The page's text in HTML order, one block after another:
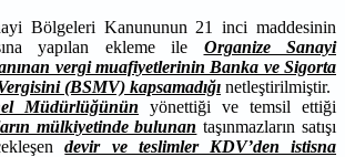
Bölgeleri Kanununun 21 inci maddesinin
yapılan ekleme ile Organize Sanayi
vergi muafiyetlerinin Banka ve Sigorta
(BSMV) kapsamadığı netleştirilmiştir.
Müdürlüğünün yönettiği ve temsil ettiği
mülkiyetinde bulunan taşınmazların satışı
devir ve teslimler KDV’den istisna